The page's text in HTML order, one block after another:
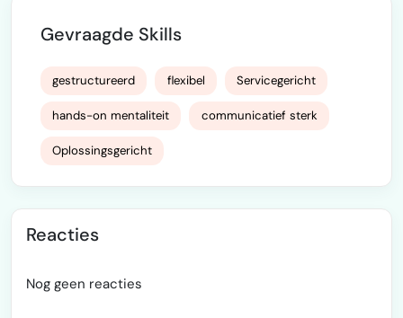
Gevraagde Skills
gestructureerd flexibel Servicegericht
hands-on mentaliteit communicatief sterk
Oplossingsgericht
Reacties
Nog geen reacties